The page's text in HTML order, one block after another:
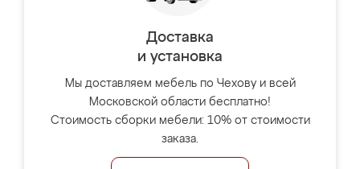
Доставка
и установка
Мы доставляем мебель по Чехову и всей
Московской области бесплатно!
Стоимость сборки мебели: 10% от стоимости
заказа.